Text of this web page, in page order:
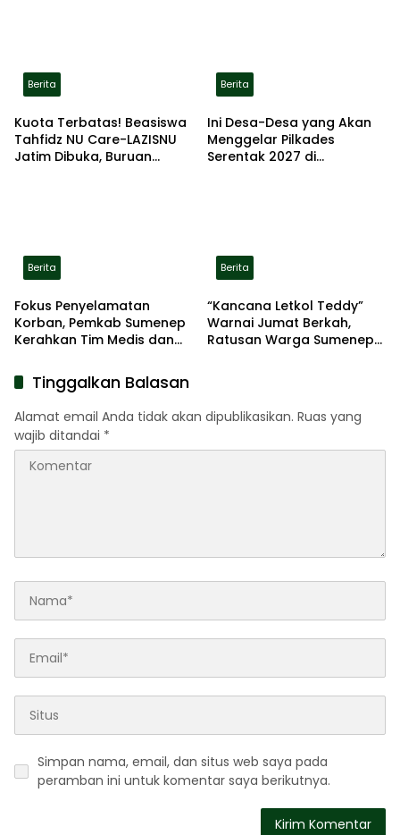
Berita
Kuota Terbatas! Beasiswa
Tahfidz NU Care-LAZISNU
Jatim Dibuka, Buruan
Berita
Ini Desa-Desa yang Akan
Menggelar Pilkades
Serentak 2027 di
Berita
Fokus Penyelamatan
Korban, Pemkab Sumenep
Kerahkan Tim Medis dan
Kalianget
Berita
“Kancana Letkol Teddy”
Warnai Jumat Berkah,
Ratusan Warga Sumenep
Tinggalkan Balasan
Alamat email Anda tidak akan dipublikasikan. Ruas yang
wajib ditandai *
Simpan nama, email, dan situs web saya pada
peramban ini untuk komentar saya berikutnya.